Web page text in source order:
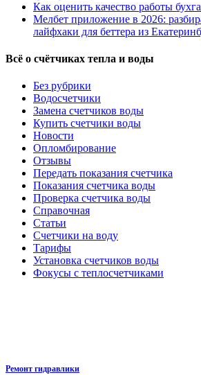
Как оценить качество работы
Мелбет приложение в 2026:
лайфхаки для беттера из
Всё о счётчиках тепла и воды
Без рубрики
Водосчетчики
Замена счетчиков воды
Купить счетчики воды
Новости
Опломбирование
Отзывы
Передать показания счетчика
Показания счетчика воды
Проверка счетчика воды
Справочная
Статьи
Счетчики на воду
Тарифы
Установка счетчиков воды
Фокусы с теплосчетчиками
Ремонт гидравлики